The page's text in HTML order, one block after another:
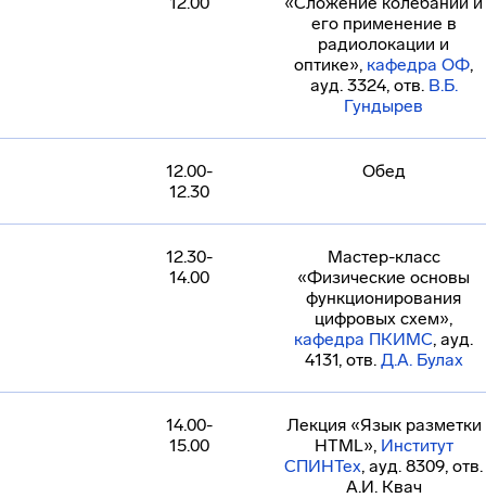
его применение в
радиолокации и
оптике», кафедра ОФ,
ауд. 3324, отв. В.Б.
Гундырев
12.00-
12.30
Обед
12.30-
14.00
Мастер-класс
«Физические основы
функционирования
цифровых схем»,
кафедра ПКИМС, ауд.
4131, отв. Д.А. Булах
14.00-
15.00
Лекция «Язык разметки
HTML», Институт
СПИНТех, ауд. 8309, отв.
А.И. Квач